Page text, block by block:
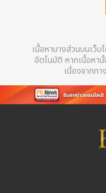
เนื้อหาบางส่วนบนเว็
อัตโนมัติ หากเนื้อหา
เนื่องจากท